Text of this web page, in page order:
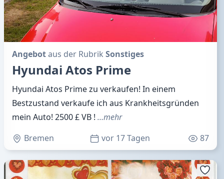
Angebotaus der Rubrik Sonstiges
Hyundai Atos Prime
Hyundai Atos Prime zu verkaufen! In einem
Bestzustand verkaufe ich aus Krankheitsgründen
mein Auto! 2500 £ VB ! …mehr
Bremen
vor 17 Tagen 87